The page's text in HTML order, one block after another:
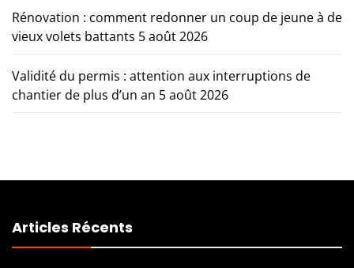
Rénovation : comment redonner un coup de jeune à de
vieux volets battants 5 août 2026
Validité du permis : attention aux interruptions de
chantier de plus d’un an 5 août 2026
Articles Récents